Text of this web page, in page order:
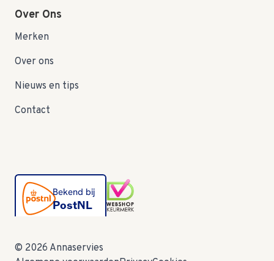
Over Ons
Merken
Over ons
Nieuws en tips
Contact
© 2026 Annaservies